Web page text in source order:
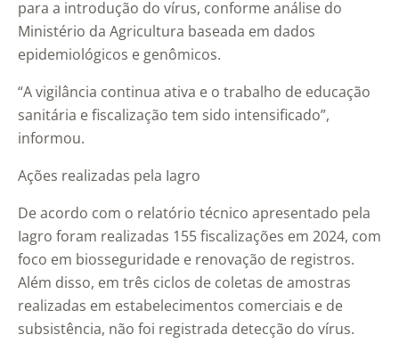
para a introdução do vírus, conforme análise do
Ministério da Agricultura baseada em dados
epidemiológicos e genômicos.
“A vigilância continua ativa e o trabalho de educação
sanitária e fiscalização tem sido intensificado”,
informou.
Ações realizadas pela Iagro
De acordo com o relatório técnico apresentado pela
Iagro foram realizadas 155 fiscalizações em 2024, com
foco em biosseguridade e renovação de registros.
Além disso, em três ciclos de coletas de amostras
realizadas em estabelecimentos comerciais e de
subsistência, não foi registrada detecção do vírus.